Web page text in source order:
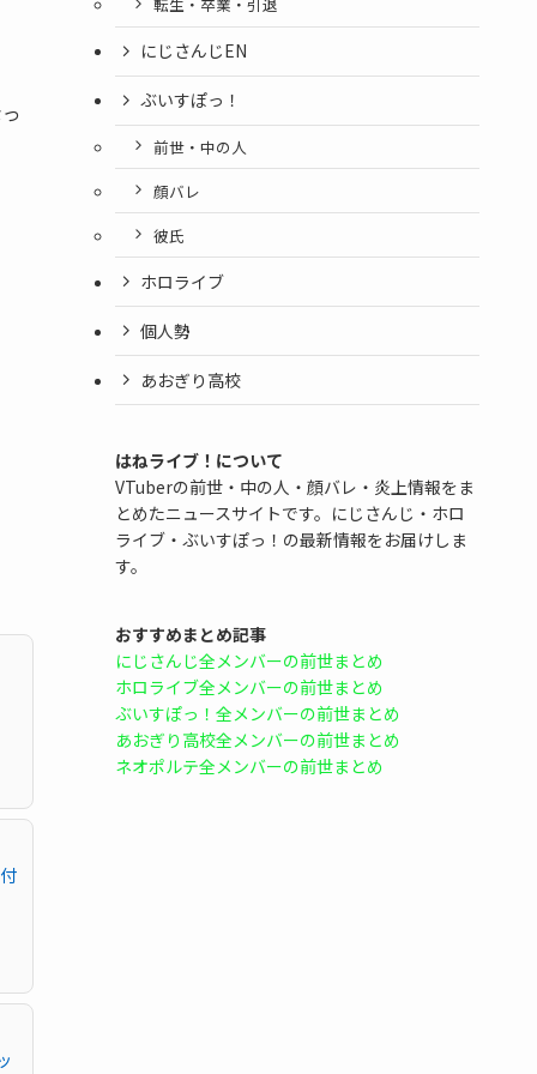
にじさんじEN
ぶいすぽっ！
前世・中の人
顔バレ
彼氏
ホロライブ
個人勢
あおぎり高校
はねライブ！について
VTuberの前世・中の人・顔バレ・炎上情報をま
とめたニュースサイトです。にじさんじ・ホロ
ライブ・ぶいすぽっ！の最新情報をお届けしま
す。
おすすめまとめ記事
にじさんじ全メンバーの前世まとめ
ホロライブ全メンバーの前世まとめ
ぶいすぽっ！全メンバーの前世まとめ
あおぎり高校全メンバーの前世まとめ
ネオポルテ全メンバーの前世まとめ